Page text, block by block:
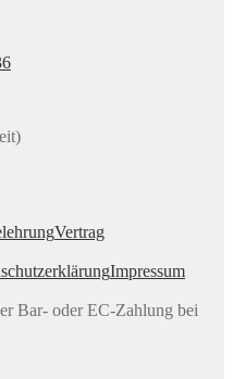
Vertrag
Impressum
Bar- oder EC-Zahlung bei